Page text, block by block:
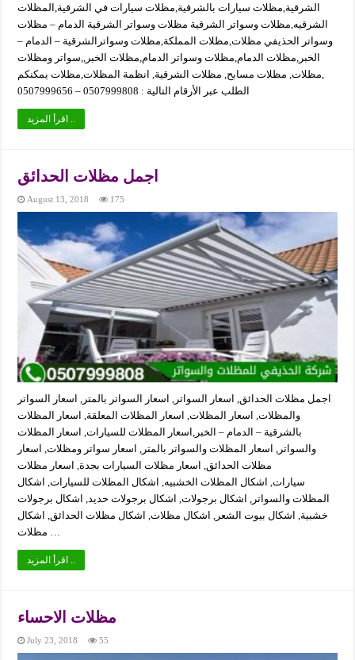
الشرقية,مظلات سيارات بالشرقية,مظلات سيارات في الشرقية,المظلات
الشرقيه,مظلات وسواتر الشرقية مظلات وسواتر الشرقية الدمام – مظلات
وسواتر الحذيفي مظلات,مظلات المملكة,مظلات وسواترالشرقية – الدمام –
الخبر,مظلات الدمام,مظلات وسواتر الدمام,مظلات الخبر,,سواتر ومظلات
,مظلات, مظلات مسابح, مظلات الشرقية, انظمة المظلات,مظلات يمكنكم
الطلب عبر الأرقام التالية : 0507999808 – 0507999656
اجمل مظلات الحدائق
August 13, 2018 175
اجمل مظلات الحدائق, اسعار السواتر, اسعار السواتر بالمتر, اسعار السواتر
والمظلات, اسعار المظلات, اسعار المظلات المعلقة, اسعار المظلات
بالشرقية – الدمام – الخبر,اسعار المظلات للسيارات, اسعار المظلات
والسواتر, اسعار المظلات والسواتر بالمتر, اسعار سواتر ومظلات, اسعار
مظلات الحدائق, اسعار مظلات السيارات بجدة, اسعار مظلات
سيارات, اشكال المظلات الخشبيه, اشكال المظلات للسيارات, اشكال
المظلات والسواتر, اشكال برجولات, اشكال برجولات حديد, اشكال برجولات
خشبية, اشكال بيوت الشعر, اشكال مظلات, اشكال مظلات الحدائق, اشكال
مظلات الاحساء
July 23, 2018 55